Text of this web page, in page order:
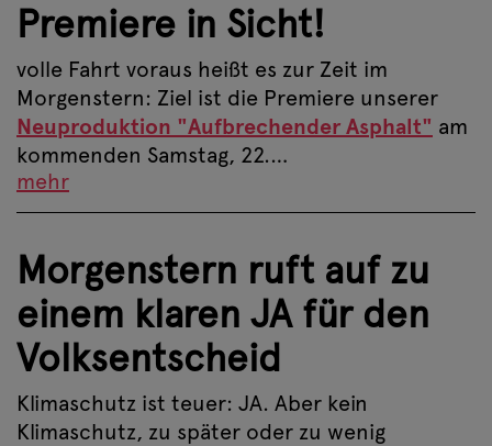
Premiere in Sicht!
volle Fahrt voraus heißt es zur Zeit im
Morgenstern: Ziel ist die Premiere unserer
Neuproduktion "Aufbrechender Asphalt" am
kommenden Samstag, 22.…
mehr
Morgenstern ruft auf zu
einem klaren JA für den
Volksentscheid
Klimaschutz ist teuer: JA. Aber kein
Klimaschutz, zu später oder zu wenig